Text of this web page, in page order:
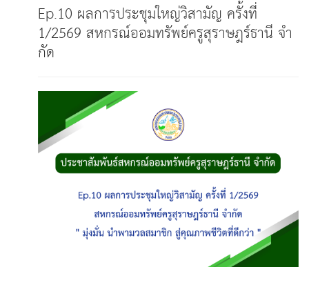
Ep.10 ผลการประชุมใหญ่วิสามัญ ครั้งที่
1/2569 สหกรณ์ออมทรัพย์ครูสุราษฎร์ธานี จํา
กัด